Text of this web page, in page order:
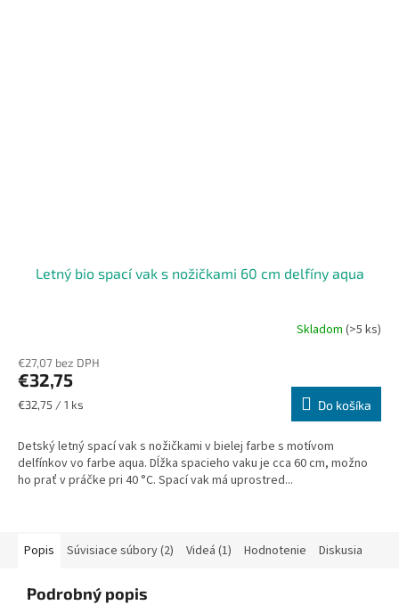
Letný bio spací vak s nožičkami 60 cm delfíny aqua
Skladom (>5 ks)
€27,07 bez DPH
€32,75
Jednotková
€32,75 / 1 ks Do košíka
Detský letný spací vak s nožičkami v bielej farbe s motívom
delfínkov vo farbe aqua. Dĺžka spacieho vaku je cca 60 cm, možno
ho prať v práčke pri 40 °C. Spací vak má uprostred...
Popis Súvisiace súbory (2) Videá (1) Hodnotenie Diskusia
Podrobný popis